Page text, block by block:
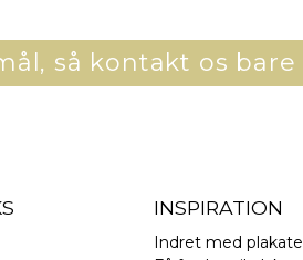
så kontakt os
INSPIRATION
Indret med